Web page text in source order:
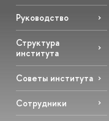
Руководство
Структура
института
Советы института
Сотрудники